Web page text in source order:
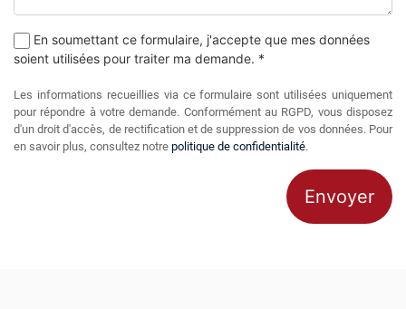
En soumettant ce formulaire, j'accepte que mes données
soient utilisées pour traiter ma demande. *
Les informations recueillies via ce formulaire sont utilisées uniquement
pour répondre à votre demande. Conformément au RGPD, vous disposez
d'un droit d'accès, de rectification et de suppression de vos données. Pour
en savoir plus, consultez notre politique de confidentialité.
Envoyer